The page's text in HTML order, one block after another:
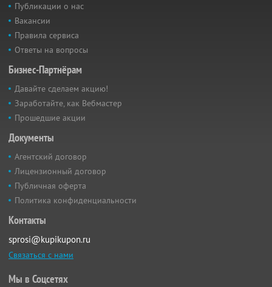
Публикации о нас
Вакансии
Правила сервиса
Ответы на вопросы
Бизнес-Партнёрам
Давайте сделаем акцию!
Заработайте, как Вебмастер
Прошедшие акции
Документы
Агентский договор
Лицензионный договор
Публичная оферта
Политика конфиденциальности
Контакты
sprosi@kupikupon.ru
Связаться с нами
Мы в Соцсетях